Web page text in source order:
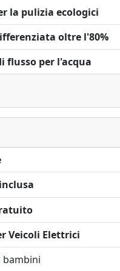
la pulizia ecologici
oltre l'80%
per l'acqua
Veicoli Elettrici